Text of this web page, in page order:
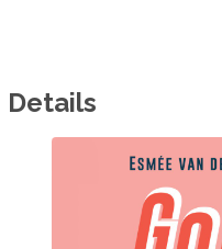
Details